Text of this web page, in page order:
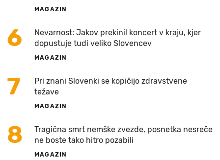
MAGAZIN
6
Nevarnost: Jakov prekinil koncert v kraju, kjer
dopustuje tudi veliko Slovencev
MAGAZIN
7
Pri znani Slovenki se kopičijo zdravstvene
težave
MAGAZIN
8
Tragična smrt nemške zvezde, posnetka nesreče
ne boste tako hitro pozabili
MAGAZIN